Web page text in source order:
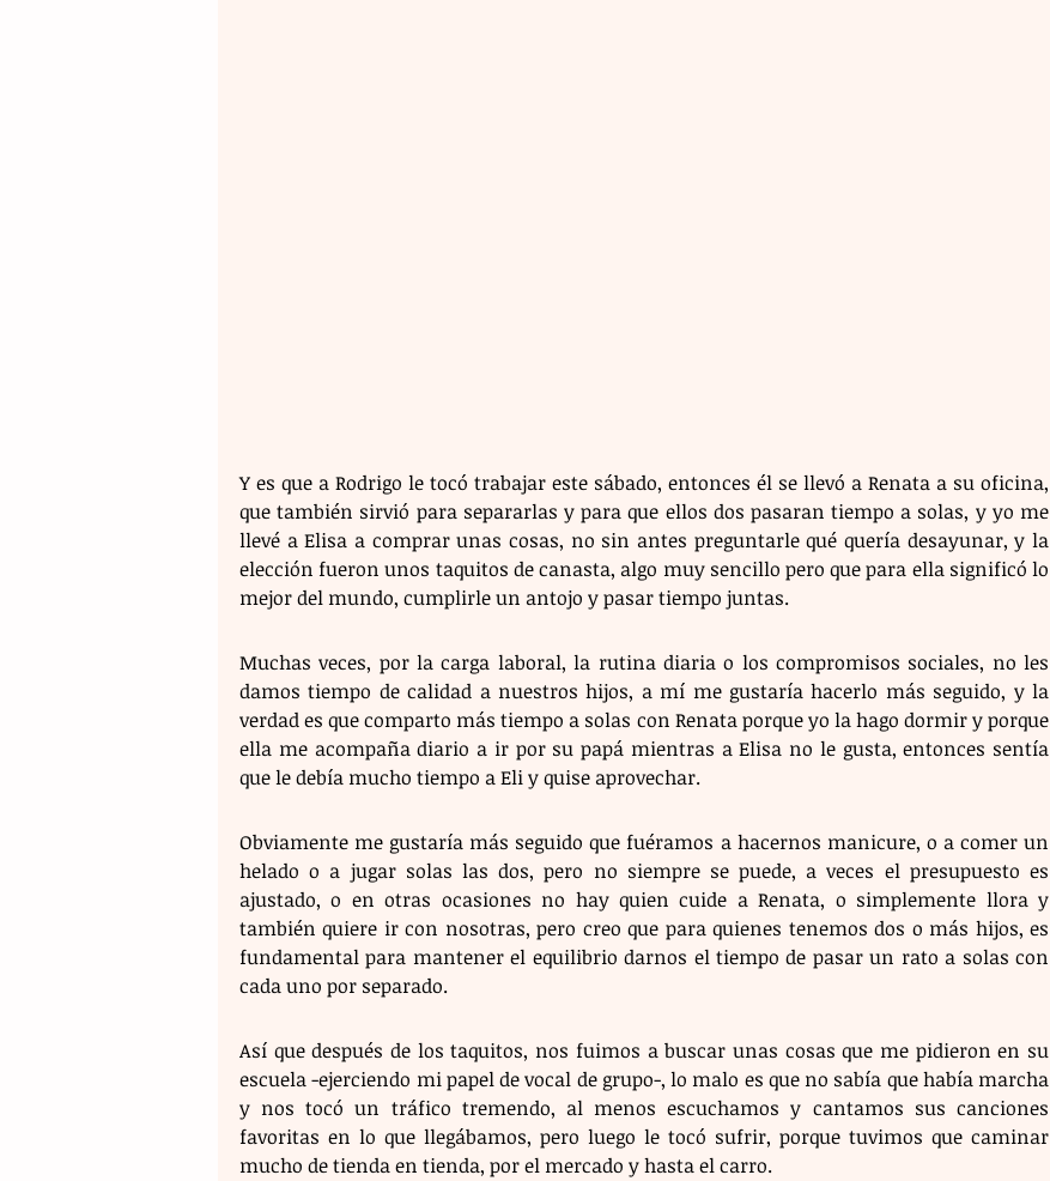
Y es que a Rodrigo le tocó trabajar este sábado, entonces él se llevó a Renata a su oficina,
que también sirvió para separarlas y para que ellos dos pasaran tiempo a solas, y yo me
llevé a Elisa a comprar unas cosas, no sin antes preguntarle qué quería desayunar, y la
elección fueron unos taquitos de canasta, algo muy sencillo pero que para ella significó lo
mejor del mundo, cumplirle un antojo y pasar tiempo juntas.
Muchas veces, por la carga laboral, la rutina diaria o los compromisos sociales, no les
damos tiempo de calidad a nuestros hijos, a mí me gustaría hacerlo más seguido, y la
verdad es que comparto más tiempo a solas con Renata porque yo la hago dormir y porque
ella me acompaña diario a ir por su papá mientras a Elisa no le gusta, entonces sentía
que le debía mucho tiempo a Eli y quise aprovechar.
Obviamente me gustaría más seguido que fuéramos a hacernos manicure, o a comer un
helado o a jugar solas las dos, pero no siempre se puede, a veces el presupuesto es
ajustado, o en otras ocasiones no hay quien cuide a Renata, o simplemente llora y
también quiere ir con nosotras, pero creo que para quienes tenemos dos o más hijos, es
fundamental para mantener el equilibrio darnos el tiempo de pasar un rato a solas con
cada uno por separado.
Así que después de los taquitos, nos fuimos a buscar unas cosas que me pidieron en su
escuela -ejerciendo mi papel de vocal de grupo-, lo malo es que no sabía que había marcha
y nos tocó un tráfico tremendo, al menos escuchamos y cantamos sus canciones
favoritas en lo que llegábamos, pero luego le tocó sufrir, porque tuvimos que caminar
mucho de tienda en tienda, por el mercado y hasta el carro.